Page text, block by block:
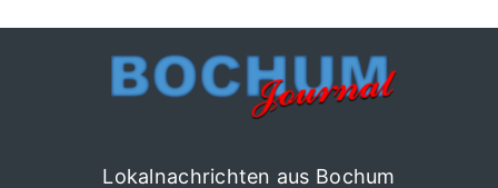
Lokalnachrichten aus Bochum